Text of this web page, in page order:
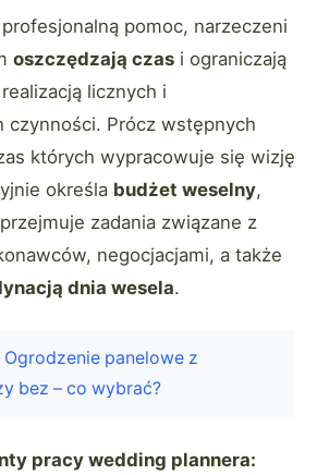
pomoc, narzeczeni
oszczędzają czas i ograniczają
licznych i
czynności. Prócz wstępnych
których wypracowuje się wizję
określa budżet weselny,
zadania związane z
negocjacjami, a także
dnia wesela.
Ogrodzenie panelowe z
bez – co wybrać?
pracy wedding plannera: